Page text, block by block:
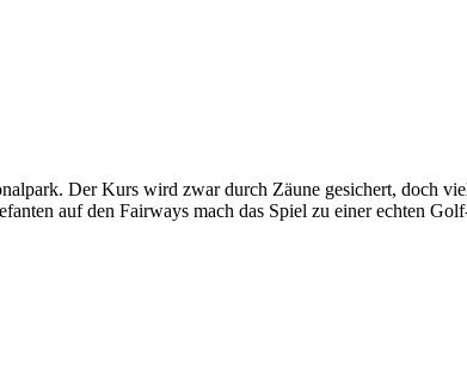
Der Kurs wird zwar durch Zäune gesichert, doch
auf den Fairways mach das Spiel zu einer echten